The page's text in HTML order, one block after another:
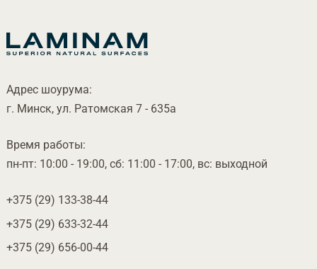
Адрес шоурума:
. Минск, ул. Ратомская 7 - 635а
ремя работы:
пн-пт: 10:00 - 19:00, сб: 11:00 - 17:00, вс: выходной
+375 (29) 133-38-44
+375 (29) 633-32-44
+375 (29) 656-00-44